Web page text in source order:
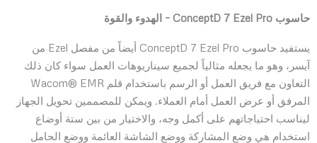
حاسوب ConceptD 7 Ezel Pro – الهدوء والقوة
يستفيد حاسوب ConceptD 7 Ezel Pro أيضاً من مفصل Ezel من
آيسر، وهو ما يجعله مثالياً لجميع سيناريوهات العمل سواء كان ذلك
التعاون مع فريق العمل أو الرسم باستخدام قلم Wacom® EMR
المرفق أو عرض العمل أمام العملاء. ويمكن للمصممين تحويل الجهاز
ليناسب احتياجاتهم على أكمل وجه، والاختيار من بين ستة أوضاع
استخدام هي وضع المشاركة ووضع الشاشة العائمة ووضع الحامل